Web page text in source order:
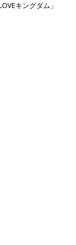
キングダム」